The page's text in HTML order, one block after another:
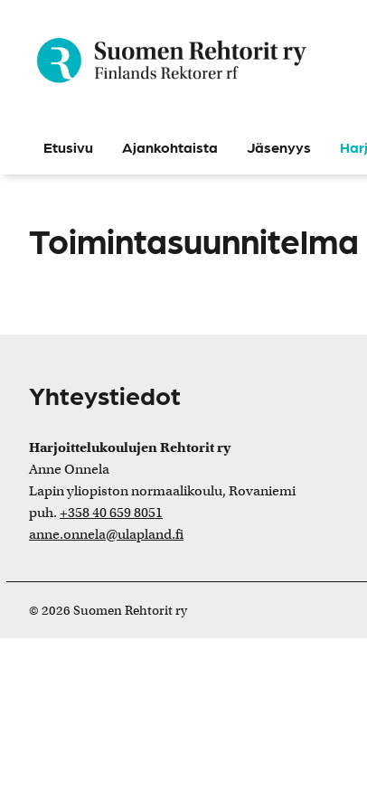
Etusivu Ajankohtaista Jäsenyys
Toimintasuunnitelma
Yhteystiedot
Harjoittelukoulujen Rehtorit ry
Anne Onnela
Lapin yliopiston normaalikoulu, Rovaniemi
puh. +358 40 659 8051
anne.onnela@ulapland.fi
© 2026 Suomen Rehtorit ry